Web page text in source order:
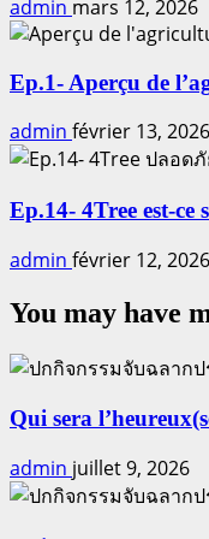
admin mars 12, 2026
Ep.1- Aperçu de
admin février 13, 2026
Ep.14- 4Tree est-ce
admin février 12, 2026
You may have
Qui sera
admin juillet 9, 2026